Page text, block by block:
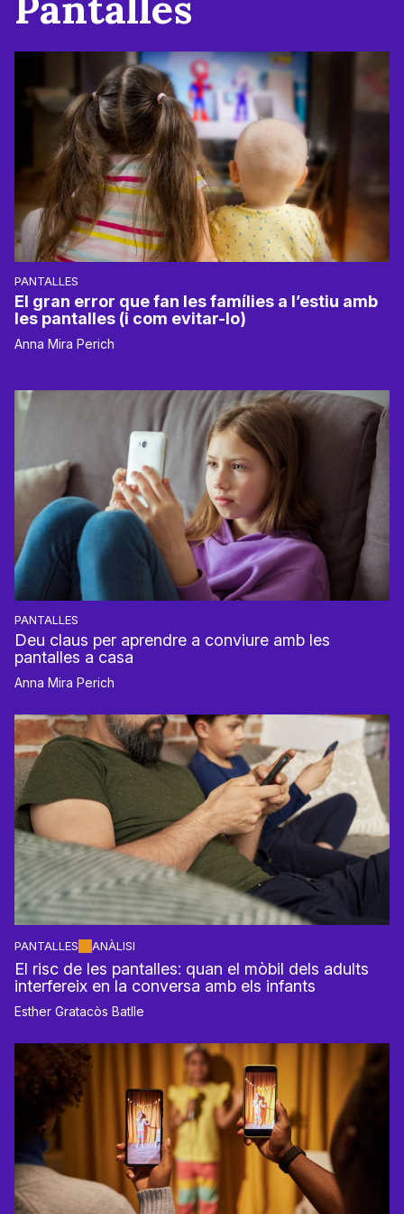
PANTALLES
El gran error que fan les famílies a l’estiu amb
les pantalles (i com evitar-lo)
Anna Mira Perich
PANTALLES
Deu claus per aprendre a conviure amb les
pantalles a casa
Anna Mira Perich
PANTALLES ANÀLISI
El risc de les pantalles: quan el mòbil dels adults
interfereix en la conversa amb els infants
Esther Gratacòs Batlle